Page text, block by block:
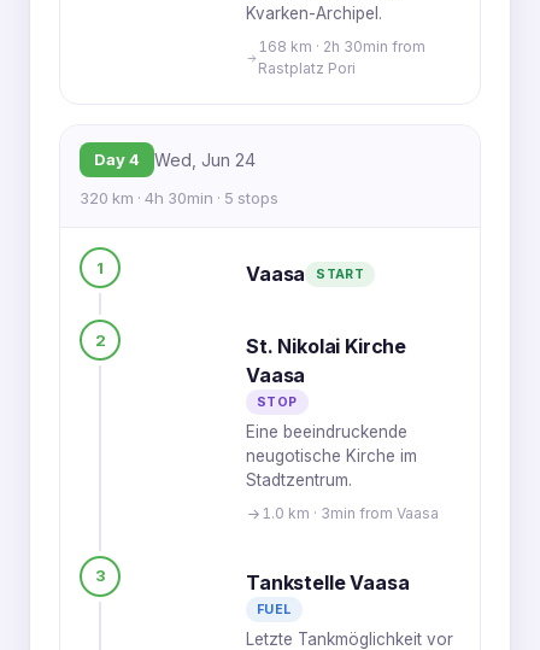
Kvarken-Archipel.
168 km · 2h 30min from
Rastplatz Pori
Day 4 Wed, Jun 24
320 km · 4h 30min · 5 stops
1 Vaasa START
2
St. Nikolai Kirche
Vaasa
STOP
Eine beeindruckende
neugotische Kirche im
Stadtzentrum.
1.0 km · 3min from Vaasa
3 Tankstelle Vaasa
FUEL
Letzte Tankmöglichkeit vor